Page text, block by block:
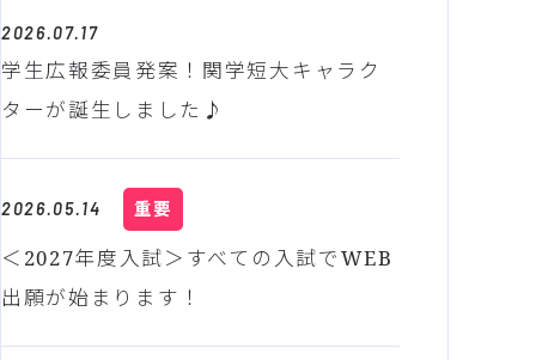
2026.07.17
学生広報委員発案！関学短大キャラク
ターが誕生しました♪
2026.05.14 重要
＜2027年度入試＞すべての入試でWEB
出願が始まります！